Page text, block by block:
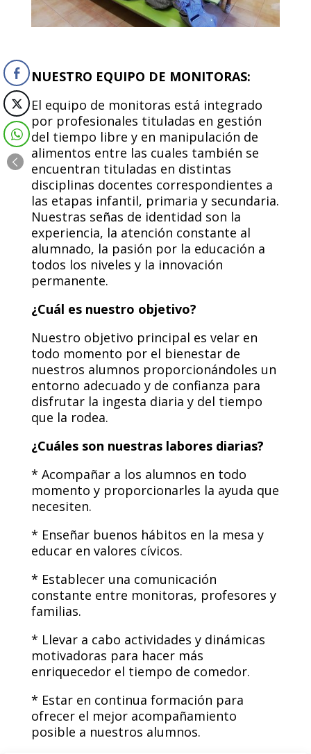
NUESTRO EQUIPO DE MONITORAS:
El equipo de monitoras está integrado
por profesionales tituladas en gestión
del tiempo libre y en manipulación de
alimentos entre las cuales también se
encuentran tituladas en distintas
disciplinas docentes correspondientes a
las etapas infantil, primaria y secundaria.
Nuestras señas de identidad son la
experiencia, la atención constante al
alumnado, la pasión por la educación a
todos los niveles y la innovación
permanente.
¿Cuál es nuestro objetivo?
Nuestro objetivo principal es velar en
todo momento por el bienestar de
nuestros alumnos proporcionándoles un
entorno adecuado y de confianza para
disfrutar la ingesta diaria y del tiempo
que la rodea.
¿Cuáles son nuestras labores diarias?
* Acompañar a los alumnos en todo
momento y proporcionarles la ayuda que
necesiten.
* Enseñar buenos hábitos en la mesa y
educar en valores cívicos.
* Establecer una comunicación
constante entre monitoras, profesores y
familias.
* Llevar a cabo actividades y dinámicas
motivadoras para hacer más
enriquecedor el tiempo de comedor.
* Estar en continua formación para
ofrecer el mejor acompañamiento
posible a nuestros alumnos.